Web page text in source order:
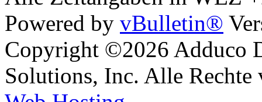
Powered by vBulletin®
Copyright ©2026 Adduco
Solutions, Inc. Alle Rechte